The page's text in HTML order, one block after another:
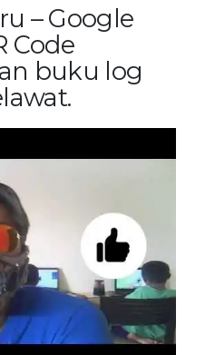
– Google
Code
buku log